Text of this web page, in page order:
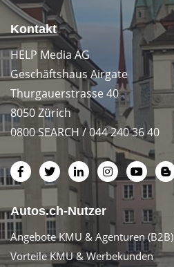
Kontakt
HELP Media AG
Geschäftshaus Airgate
Thurgauerstrasse 40
8050 Zürich
0800 SEARCH / 044 240 36 40
Autos.ch-Nutzer
Angebote KMU & Agenturen (B2B)
Vorteile KMU & Werbekunden